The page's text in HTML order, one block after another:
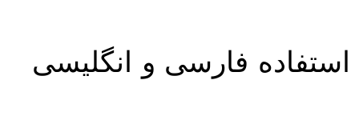
استفاده فارسی و انگلیسی